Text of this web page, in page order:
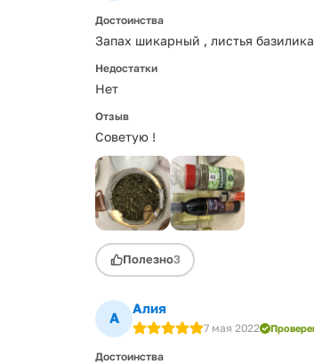
Достоинства
Запах шикарный , листья
Недостатки
Нет
Отзыв
Советую !
Полезно3
А
Алия
7 мая 2022
Достоинства